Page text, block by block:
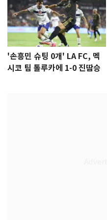
'손흥민 슈팅 0개' LA FC, 멕
시코 팀 톨루카에 1-0 진땀승